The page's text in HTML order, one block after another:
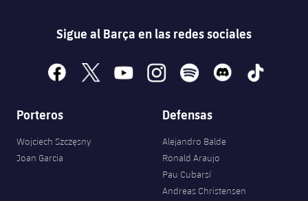
Sigue al Barça en las redes sociales
facebook
x youtubeinstagramspotify discord tiktok
Porteros
Wojciech Szczęsny
Joan Garcia
Defensas
Alejandro Balde
Ronald Araujo
Pau Cubarsí
Andreas Christensen